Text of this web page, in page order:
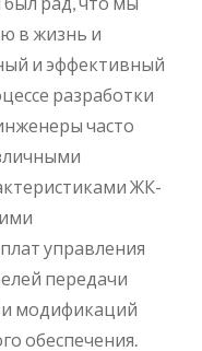
в жизнь и
и эффективный
разработки
часто
ЖК-
управления
передачи
и модификаций
обеспечения.